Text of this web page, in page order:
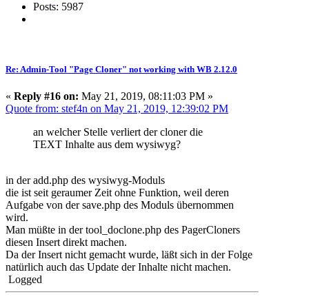
Posts: 5987
Re: Admin-Tool "Page Cloner" not working with WB 2.12.0
« Reply #16 on: May 21, 2019, 08:11:03 PM »
Quote from: stef4n on May 21, 2019, 12:39:02 PM
an welcher Stelle verliert der cloner die
TEXT Inhalte aus dem wysiwyg?
in der add.php des wysiwyg-Moduls
die ist seit geraumer Zeit ohne Funktion, weil deren
Aufgabe von der save.php des Moduls übernommen
wird.
Man müßte in der tool_doclone.php des PagerCloners
diesen Insert direkt machen.
Da der Insert nicht gemacht wurde, läßt sich in der Folge
natürlich auch das Update der Inhalte nicht machen.
Logged